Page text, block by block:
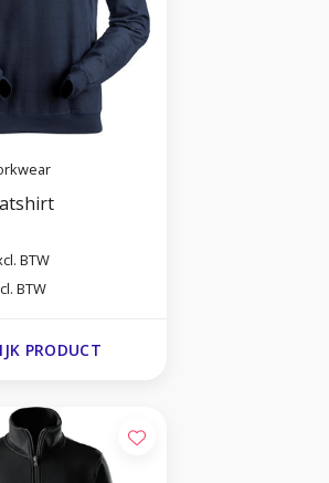
BTW
BTW
PRODUCT